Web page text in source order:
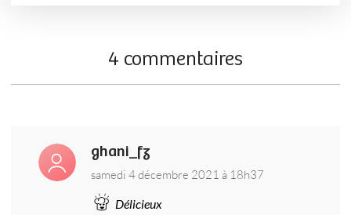
4 commentaires
ghani_fz
samedi 4 décembre 2021 à 18h37
Délicieux